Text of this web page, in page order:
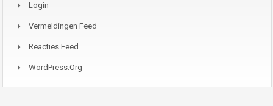
Login
Vermeldingen Feed
Reacties Feed
WordPress.org